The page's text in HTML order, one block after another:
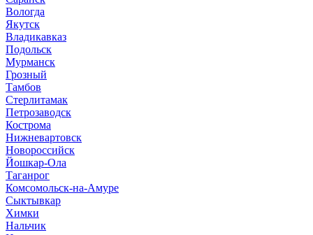
Вологда
Якутск
Владикавказ
Подольск
Мурманск
Грозный
Тамбов
Стерлитамак
Петрозаводск
Кострома
Нижневартовск
Новороссийск
Йошкар-Ола
Таганрог
Комсомольск-на-Амуре
Сыктывкар
Химки
Нальчик